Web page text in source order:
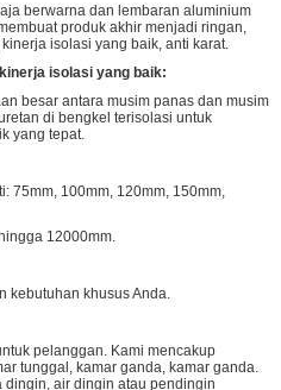
berwarna dan lembaran aluminium
produk akhir menjadi ringan,
isolasi yang baik, anti karat.
isolasi yang baik:
besar antara musim panas dan musim
di bengkel terisolasi untuk
yang tepat.
75mm, 100mm, 120mm, 150mm,
12000mm.
kebutuhan khusus Anda.
pelanggan. Kami mencakup
tunggal, kamar ganda, kamar ganda.
air dingin atau pendingin